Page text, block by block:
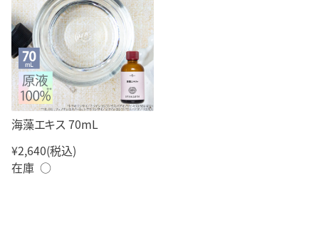
海藻エキス 70mL
¥2,640(税込)
在庫 ○